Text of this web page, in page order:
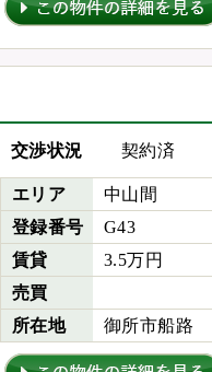
交渉状況 契約済
エリア
中山間
登録番号
G43
賃貸
3.5万円
売買
所在地
御所市船路